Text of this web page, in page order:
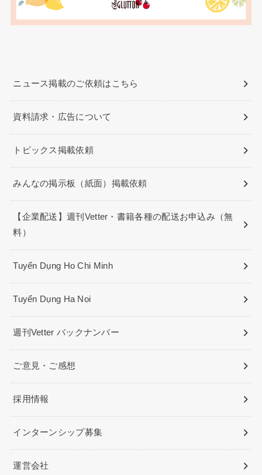
ニュース掲載のご依頼はこちら
資料請求・広告について
トピックス掲載依頼
みんなの掲示板（紙面）掲載依頼
【企業配送】週刊Vetter・書籍各種の配送お申込み（無
料）
Tuyển Dụng Ho Chi Minh
Tuyển Dụng Ha Noi
週刊Vetter バックナンバー
ご意見・ご感想
採用情報
インターンシップ募集
運営会社